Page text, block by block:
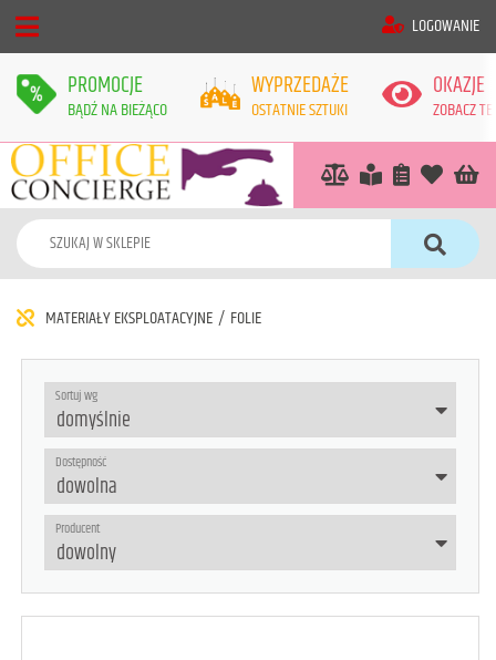
LOGOWANIE
PROMOCJE
BĄDŹ NA BIEŻĄCO
WYPRZEDAŻE
OSTATNIE SZTUKI
OKAZJE
ZOBACZ
MATERIAŁY EKSPLOATACYJNE / FOLIE
Sortuj wg
Dostępność
Producent